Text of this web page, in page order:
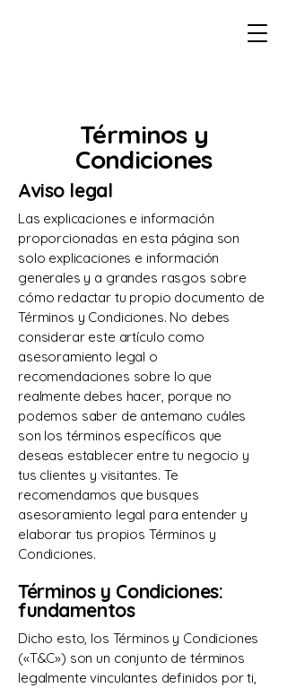
Términos y
Condiciones
Aviso legal
Las explicaciones e información
proporcionadas en esta página son
solo explicaciones e información
generales y a grandes rasgos sobre
cómo redactar tu propio documento de
Términos y Condiciones. No debes
considerar este artículo como
asesoramiento legal o
recomendaciones sobre lo que
realmente debes hacer, porque no
podemos saber de antemano cuáles
son los términos específicos que
deseas establecer entre tu negocio y
tus clientes y visitantes. Te
recomendamos que busques
asesoramiento legal para entender y
elaborar tus propios Términos y
Condiciones.
Términos y Condiciones:
fundamentos
Dicho esto, los Términos y Condiciones
(«T&C») son un conjunto de términos
legalmente vinculantes definidos por ti,